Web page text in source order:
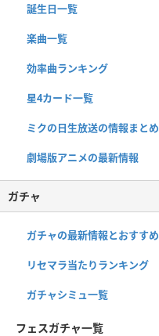
誕生日一覧
楽曲一覧
効率曲ランキング
星4カード一覧
ミクの日生放送の情報まとめ
劇場版アニメの最新情報
ガチャ
ガチャの最新情報とおすすめ
リセマラ当たりランキング
ガチャシミュ一覧
フェスガチャ一覧